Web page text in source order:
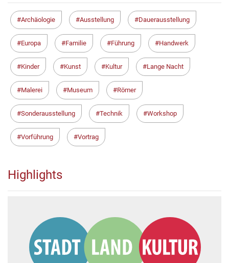
Archäologie Ausstellung Dauerausstellung
Europa Familie Führung Handwerk
Kinder Kunst Kultur Lange Nacht
Malerei Museum Römer
Sonderausstellung Technik Workshop
Vorführung Vortrag
Highlights